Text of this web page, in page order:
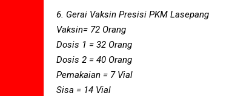
6. Gerai Vaksin Presisi PKM Lasepang
Vaksin= 72 Orang
Dosis 1 = 32 Orang
Dosis 2 = 40 Orang
Pemakaian = 7 Vial
Sisa = 14 Vial